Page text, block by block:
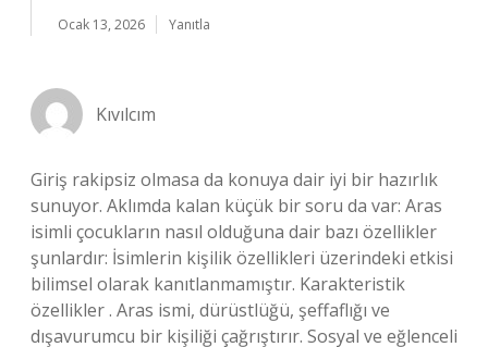
Ocak 13, 2026 Yanıtla
Kıvılcım
Giriş rakipsiz olmasa da konuya dair iyi bir hazırlık
sunuyor. Aklımda kalan küçük bir soru da var: Aras
isimli çocukların nasıl olduğuna dair bazı özellikler
şunlardır: İsimlerin kişilik özellikleri üzerindeki etkisi
bilimsel olarak kanıtlanmamıştır. Karakteristik
özellikler . Aras ismi, dürüstlüğü, şeffaflığı ve
dışavurumcu bir kişiliği çağrıştırır. Sosyal ve eğlenceli